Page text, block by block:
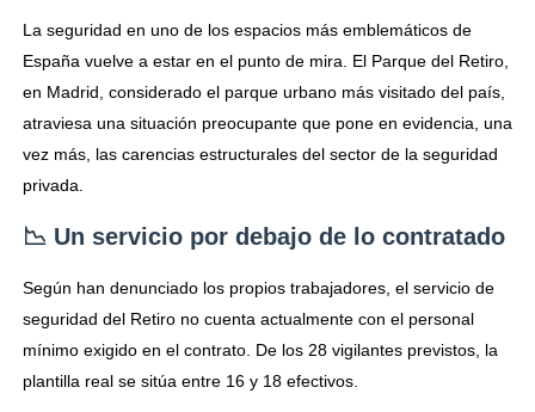
La seguridad en uno de los espacios más emblemáticos de
España vuelve a estar en el punto de mira. El Parque del Retiro,
en Madrid, considerado el parque urbano más visitado del país,
atraviesa una situación preocupante que pone en evidencia, una
vez más, las carencias estructurales del sector de la seguridad
privada.
📉 Un servicio por debajo de lo contratado
Según han denunciado los propios trabajadores, el servicio de
seguridad del Retiro no cuenta actualmente con el personal
mínimo exigido en el contrato. De los 28 vigilantes previstos, la
plantilla real se sitúa entre 16 y 18 efectivos.